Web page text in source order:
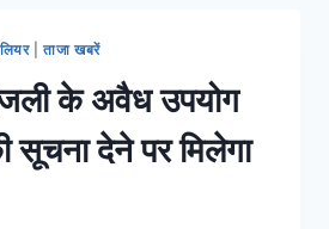
|ताजा खबरें
के अवैध उपयोग
सूचना देने पर मिलेगा